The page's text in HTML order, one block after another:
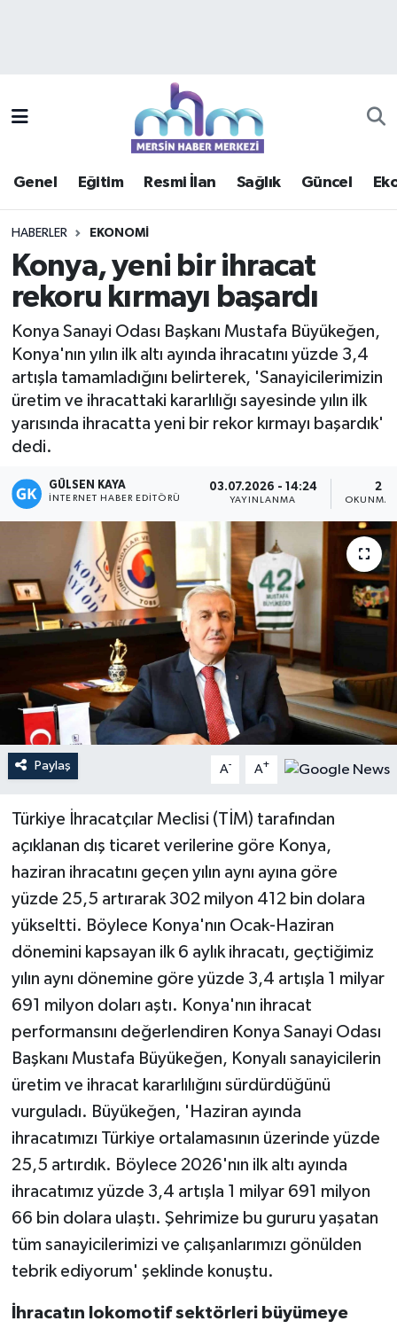
Genel Eğitim Resmi İlan Sağlık Güncel
HABERLER EKONOMI
Konya, yeni bir ihracat
rekoru kırmayı başardı
Konya Sanayi Odası Başkanı Mustafa Büyükeğen,
Konya'nın yılın ilk altı ayında ihracatını yüzde 3,4
artışla tamamladığını belirterek, 'Sanayicilerimizin
üretim ve ihracattaki kararlılığı sayesinde yılın ilk
yarısında ihracatta yeni bir rekor kırmayı başardık'
dedi.
GÜLSEN KAYA
İNTERNET HABER EDITÖRÜ
03.07.2026 - 14:24
YAYINLANMA
2
OKUNMA
Paylaş A- A+
Türkiye İhracatçılar Meclisi (TİM) tarafından
açıklanan dış ticaret verilerine göre Konya,
haziran ihracatını geçen yılın aynı ayına göre
yüzde 25,5 artırarak 302 milyon 412 bin dolara
yükseltti. Böylece Konya'nın Ocak-Haziran
dönemini kapsayan ilk 6 aylık ihracatı, geçtiğimiz
yılın aynı dönemine göre yüzde 3,4 artışla 1 milyar
691 milyon doları aştı. Konya'nın ihracat
performansını değerlendiren Konya Sanayi Odası
Başkanı Mustafa Büyükeğen, Konyalı sanayicilerin
üretim ve ihracat kararlılığını sürdürdüğünü
vurguladı. Büyükeğen, 'Haziran ayında
ihracatımızı Türkiye ortalamasının üzerinde yüzde
25,5 artırdık. Böylece 2026'nın ilk altı ayında
ihracatımız yüzde 3,4 artışla 1 milyar 691 milyon
66 bin dolara ulaştı. Şehrimize bu gururu yaşatan
tüm sanayicilerimizi ve çalışanlarımızı gönülden
tebrik ediyorum' şeklinde konuştu.
İhracatın lokomotif sektörleri büyümeye
Güncel
Haberde insan
Kültür - Sanat
Magazin
Mersin Tarihi
Özel Haber
Politika
Resmi İlan
Sağlık
Spor
Teknoloji
Yaşam
Mersin Trafik Yoğunluk Haritası
Süper Lig Puan Durumu ve Fikstür
Haber Arşivi